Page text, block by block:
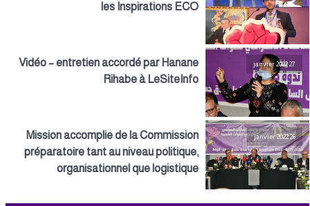
les Inspirations ECO
27 janvier 2022
Vidéo – entretien accordé par Hanane
Rihabe à LeSiteInfo
26 janvier 2022
Mission accomplie de la Commission
préparatoire tant au niveau politique,
organisationnel que logistique